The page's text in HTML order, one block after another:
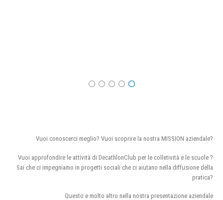
Vuoi conoscerci meglio? Vuoi scoprire la nostra MISSION aziendale?
Vuoi approfondire le attività di DecathlonClub per le colletività e le scuole ?
Sai che ci impegniamo in progetti sociali che ci aiutano nella diffusione della
pratica?
Questo e molto altro nella nostra presentazione aziendale